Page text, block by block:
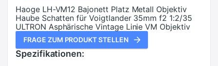
Haoge LH-VM12 Bajonett Platz Metall Objektiv
Haube Schatten für Voigtlander 35mm f2 1:2/35
ULTRON Asphärische Vintage Linie VM Objektiv
FRAGE ZUM PRODUKT STELLEN
Spezifikationen: